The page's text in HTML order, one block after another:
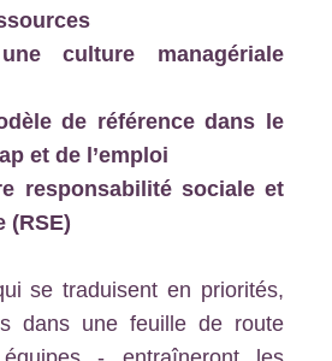
culture managériale
de référence dans le
et de l’emploi
responsabilité sociale et
(RSE)
se traduisent en priorités,
dans une feuille de route